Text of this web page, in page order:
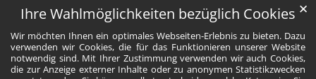
Ihre Wahlmöglichkeiten bezüglich Cookies
Wir möchten Ihnen ein optimales Webseiten-Erlebnis zu bieten. Dazu
verwenden wir Cookies, die für das Funktionieren unserer Website
notwendig sind. Mit Ihrer Zustimmung verwenden wir auch Cookies,
die zur Anzeige externer Inhalte oder zu anonymen Statistikzwecken
✕